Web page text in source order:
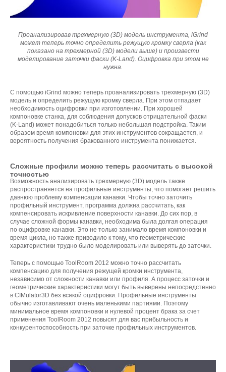
Проанализировав трехмерную (3D) модель инструмента, iGrind
может теперь точно определить режущую кромку сверла (как
показано на трехмерной (3D) модели выше) и произвести
моделирование заточки фаски (K-Land). Оцифровка при этом не
нужна.
С помощью iGrind можно теперь проанализировать трехмерную (3D)
модель и определить режущую кромку сверла. При этом отпадает
необходимость оцифровки при изготовлении. При хорошей
компоновке станка, для соблюдения допусков отрицательной фаски
(K-Land) может понадобиться только небольшая подстройка. Таким
образом время компоновки для этих инструментов сокращается, и
вероятность получения бракованного инструмента понижается.
Сложные профили можно теперь рассчитать с высокой
точностью
Возможность анализировать трехмерную (3D) модель также
распространяется на профильные инструменты, что помогает решить
давнюю проблему компенсации канавки. Чтобы точно заточить
профильный инструмент, программа должна рассчитать, как
компенсировать искривление поверхности канавки. До сих пор, в
случае сложной формы канавки, необходима была долгая операция
по оцифровке канавки. Это не только занимало время компоновки и
время цикла, но также приводило к тому, что геометрические
характеристики трудно было моделировать или выверять до заточки.
Теперь с помощью ToolRoom 2012 можно точно рассчитать
компенсацию для получения режущей кромки инструмента,
независимо от сложности канавки или профиля. А процесс заточки и
геометрические характеристики могут быть выверены непосредстенно
в CIMulator3D без всякой оцифровки. Профильные инструменты
обычно изготавливают очень маленькими партиями. Поэтому
минимальное время компоновки и нулевой процент брака за счет
применения ToolRoom 2012 повысят для вас прибыльность и
конкурентоспособность при заточке профильных инструментов.